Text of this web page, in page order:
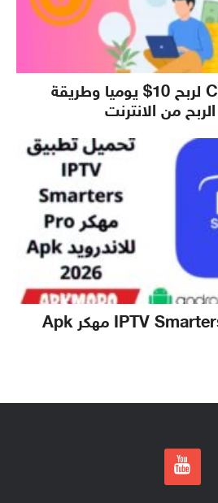
شرح موقع Cointiply لربح 10$ يوميا وطريقة
من الانترنت
تحميل تطبيق IPTV Smarters Pro مهكر Apk